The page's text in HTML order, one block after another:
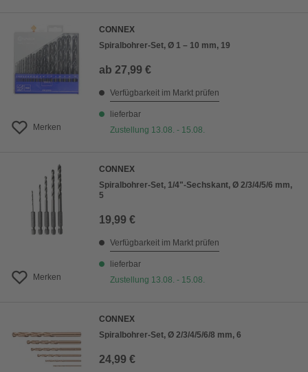
Merken
CONNEX
Spiralbohrer-Set, Ø 1 – 10 mm, 19
ab 27,99 €
Verfügbarkeit im Markt prüfen
lieferbar
Zustellung 13.08. - 15.08.
Merken
CONNEX
Spiralbohrer-Set, 1/4"-Sechskant, Ø 2/3/4/5/6 mm,
5
19,99 €
Verfügbarkeit im Markt prüfen
lieferbar
Zustellung 13.08. - 15.08.
CONNEX
Spiralbohrer-Set, Ø 2/3/4/5/6/8 mm, 6
24,99 €